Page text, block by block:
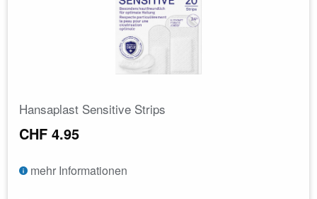
Hansaplast Sensitive Strips
CHF 4.95
mehr Informationen